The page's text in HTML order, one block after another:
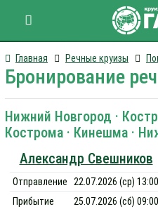
Главная Речные круизы
Бронирование
Нижний Новгород ·
Кострома · Кинешма ·
Александр Свешников
Отправление
22.07.2026 (ср) 13:00
Прибытие
25.07.2026 (сб) 09:00